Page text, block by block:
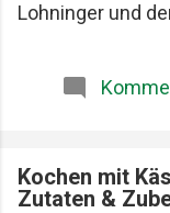
Lohninger und
Restaurant
begann schon
Mit drei
Kochen mit
Zutaten &